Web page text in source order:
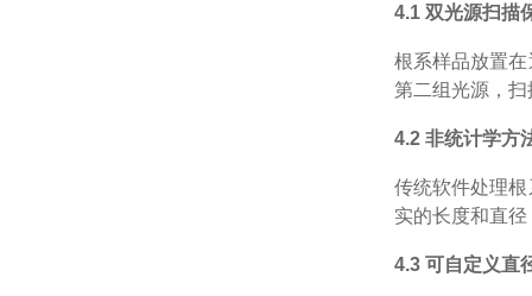
4.1 双光源扫描
根系样品放置
第二组光源，
4.2 非统计学方
传统软件处理
实的长度和直
4.3 可自定义直